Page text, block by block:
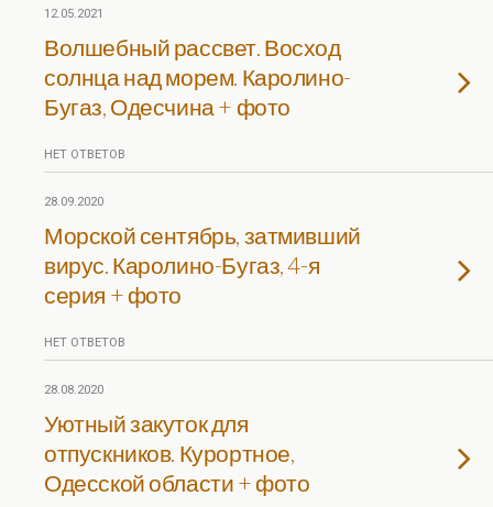
12.05.2021
Волшебный рассвет. Восход
солнца над морем. Каролино-
Бугаз, Одесчина + фото
НЕТ ОТВЕТОВ
28.09.2020
Морской сентябрь, затмивший
вирус. Каролино-Бугаз, 4-я
серия + фото
НЕТ ОТВЕТОВ
28.08.2020
Уютный закуток для
отпускников. Курортное,
Одесской области + фото